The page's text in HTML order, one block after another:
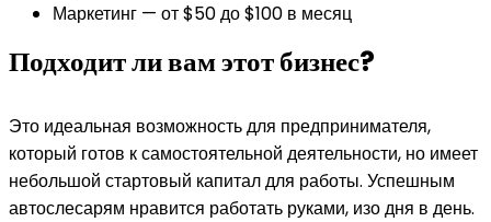
Маркетинг — от $50 до $100 в месяц
Подходит ли вам этот бизнес?
Это идеальная возможность для предпринимателя,
который готов к самостоятельной деятельности, но имеет
небольшой стартовый капитал для работы. Успешным
автослесарям нравится работать руками, изо дня в день.